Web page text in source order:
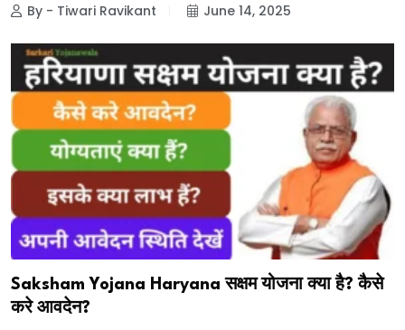
By - Tiwari Ravikant June 14, 2025
Saksham Yojana Haryana सक्षम योजना क्या है? कैसे
करे आवदेन?